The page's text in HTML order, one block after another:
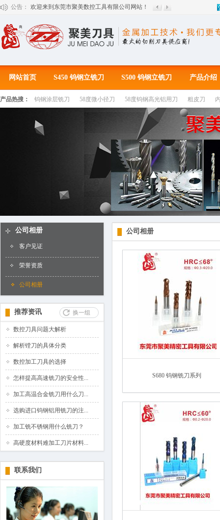
公告： 欢迎来到东莞市聚美数控工具有限公司网站！
网站首页 S450 钨钢立铣刀 S500 钨钢立铣刀 产品介绍
产品热搜： 钨钢涂层铣刀 58度微小径刀 58度钨钢高光铝用刀 粗皮刀
百叶窗图片
公司相册
客户见证
荣誉资质
公司相册
换一组
推荐资讯
数控刀具问题大解析
解析镗刀的具体分类
数控加工刀具的选择
怎样提高高速铣刀的安全性...
加工高温合金铣刀用什么刀...
选购进口钨钢铝用铣刀的注...
加工铣不锈钢用什么铣刀？
高硬度材料难加工刀片材料...
联系我们
公司相册
S680 钨钢铣刀系列